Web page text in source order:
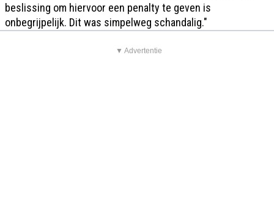
beslissing om hiervoor een penalty te geven is
onbegrijpelijk. Dit was simpelweg schandalig."
▼ Advertentie